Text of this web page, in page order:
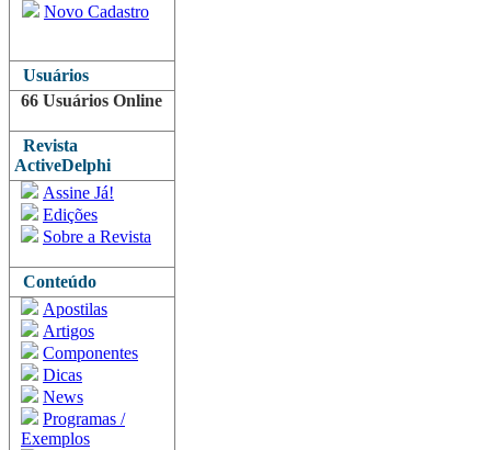
Novo Cadastro
Usuários
66 Usuários Online
Revista
ActiveDelphi
Assine Já!
Edições
Sobre a Revista
Conteúdo
Apostilas
Artigos
Componentes
Dicas
News
Programas /
Exemplos